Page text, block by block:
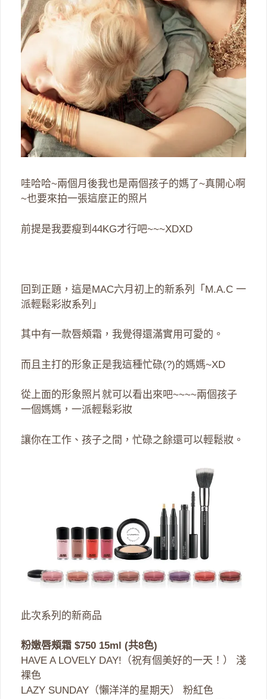
哇哈哈~兩個月後我也是兩個孩子的媽了~真開心啊
~也要來拍一張這麼正的照片
前提是我要瘦到44KG才行吧~~~XDXD
回到正題，這是MAC六月初上的新系列「M.A.C 一
派輕鬆彩妝系列」
其中有一款唇頰霜，我覺得還滿實用可愛的。
而且主打的形象正是我這種忙碌(?)的媽媽~XD
從上面的形象照片就可以看出來吧~~~~兩個孩子
一個媽媽，一派輕鬆彩妝
讓你在工作、孩子之間，忙碌之餘還可以輕鬆妝。
此次系列的新商品
粉嫩唇頰霜 $750 15ml (共8色)
HAVE A LOVELY DAY!（祝有個美好的一天！） 淺
裸色
LAZY SUNDAY（懶洋洋的星期天） 粉紅色